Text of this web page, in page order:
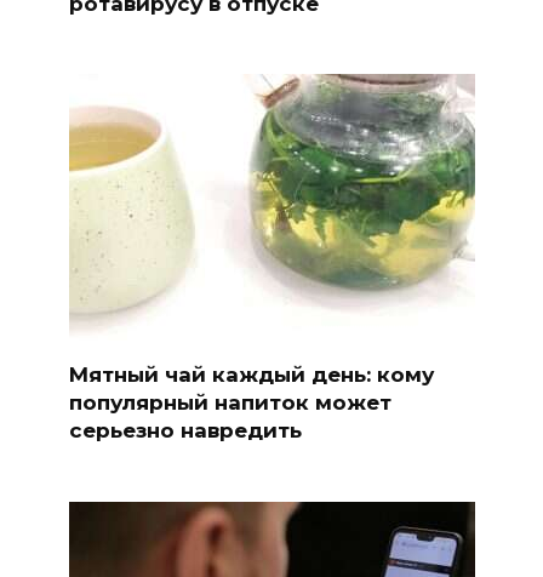
Мятный чай каждый день: кому
популярный напиток может
серьезно навредить